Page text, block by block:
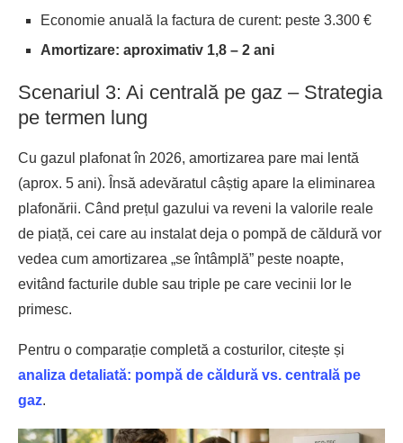
Economie anuală la factura de curent: peste 3.300 €
Amortizare: aproximativ 1,8 – 2 ani
Scenariul 3: Ai centrală pe gaz – Strategia
pe termen lung
Cu gazul plafonat în 2026, amortizarea pare mai lentă
(aprox. 5 ani). Însă adevăratul câștig apare la eliminarea
plafonării. Când prețul gazului va reveni la valorile reale
de piață, cei care au instalat deja o pompă de căldură vor
vedea cum amortizarea „se întâmplă” peste noapte,
evitând facturile duble sau triple pe care vecinii lor le
primesc.
Pentru o comparație completă a costurilor, citește și
analiza detaliată: pompă de căldură vs. centrală pe
gaz.